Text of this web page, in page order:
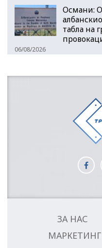
Османи:
табла на
06/08/2026
ЗА НАС
МАРКЕТИНГ